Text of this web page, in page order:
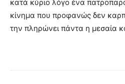
κατά κύριο λόγο ένα
κίνημα που προφανώς δεν
την πληρώνει πάντα η μεσαία